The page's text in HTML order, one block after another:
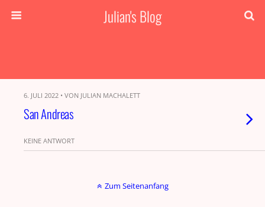
Julian's Blog
6. JULI 2022 • VON JULIAN MACHALETT
San Andreas
KEINE ANTWORT
Zum Seitenanfang